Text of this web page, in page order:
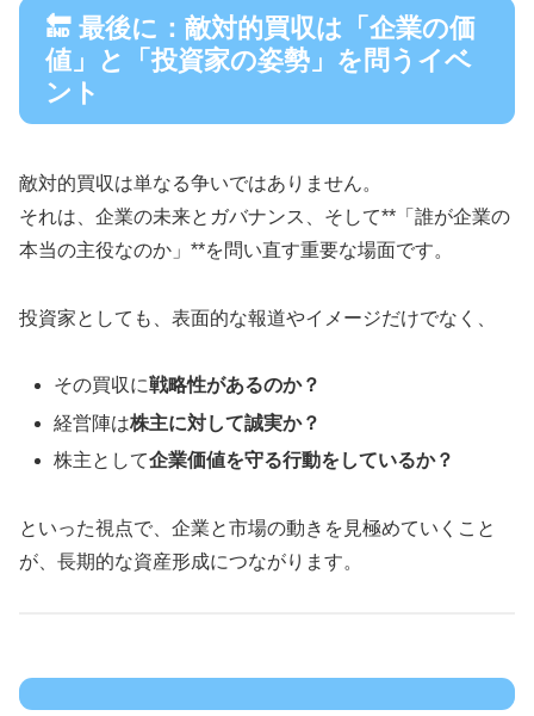
🔚 最後に：敵対的買収は「企業の価
値」と「投資家の姿勢」を問うイベ
ント
敵対的買収は単なる争いではありません。
それは、企業の未来とガバナンス、そして**「誰が企業の
本当の主役なのか」**を問い直す重要な場面です。
投資家としても、表面的な報道やイメージだけでなく、
その買収に戦略性があるのか？
経営陣は株主に対して誠実か？
株主として企業価値を守る行動をしているか？
といった視点で、企業と市場の動きを見極めていくこと
が、長期的な資産形成につながります。